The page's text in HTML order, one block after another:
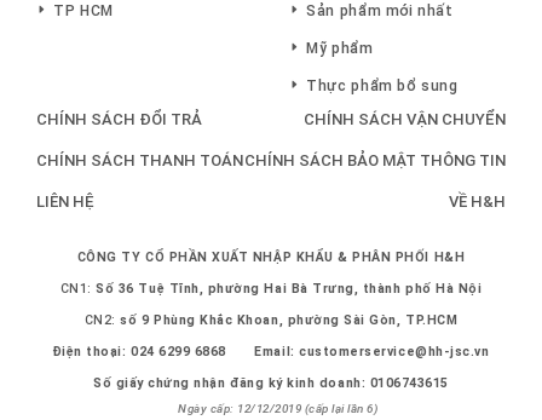
TP HCM Sản phẩm mới nhất
Mỹ phẩm
Thực phẩm bổ sung
CHÍNH SÁCH ĐỔI TRẢ CHÍNH SÁCH VẬN CHUYỂN
CHÍNH SÁCH THANH TOÁNCHÍNH SÁCH BẢO MẬT THÔNG TIN
LIÊN HỆ VỀ H&H
CÔNG TY CỔ PHẦN XUẤT NHẬP KHẨU & PHÂN PHỐI H&H
CN1:Số 36 Tuệ Tĩnh, phường Hai Bà Trưng, thành phố Hà Nội
CN2:số 9 Phùng Khắc Khoan, phường Sài Gòn, TP.HCM
Điện thoại:024 6299 6868 Email:customerservice@hh-jsc.vn
Số giấy chứng nhận đăng ký kinh doanh: 0106743615
Ngày cấp: 12/12/2019 (cấp lại lần 6)